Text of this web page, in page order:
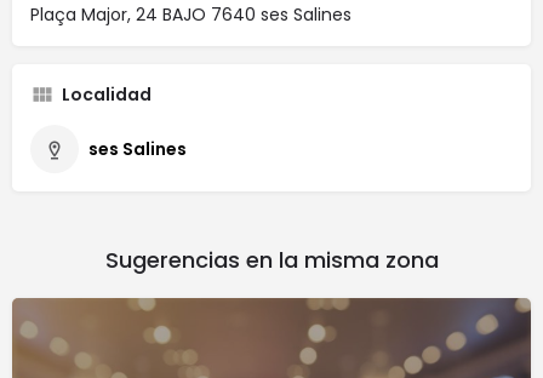
Plaça Major, 24 BAJO 7640 ses Salines
Localidad
ses Salines
Sugerencias en la misma zona